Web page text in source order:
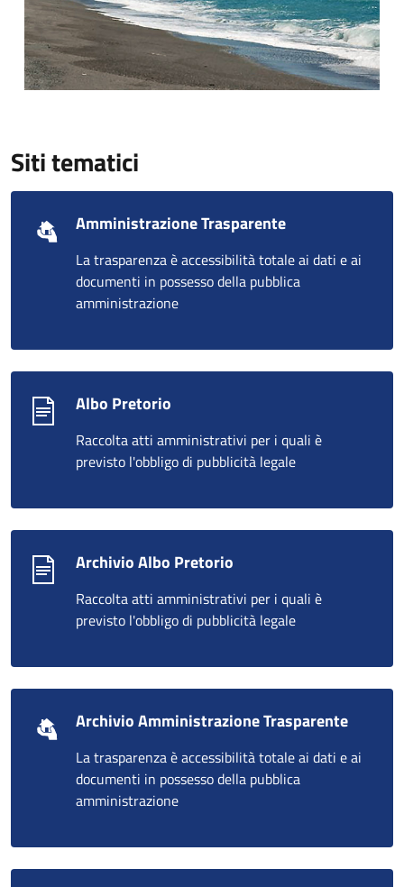
Siti tematici
Amministrazione Trasparente
La trasparenza è accessibilità totale ai dati e ai
documenti in possesso della pubblica
amministrazione
Albo Pretorio
Raccolta atti amministrativi per i quali è
previsto l'obbligo di pubblicità legale
Archivio Albo Pretorio
Raccolta atti amministrativi per i quali è
previsto l'obbligo di pubblicità legale
Archivio Amministrazione Trasparente
La trasparenza è accessibilità totale ai dati e ai
documenti in possesso della pubblica
amministrazione